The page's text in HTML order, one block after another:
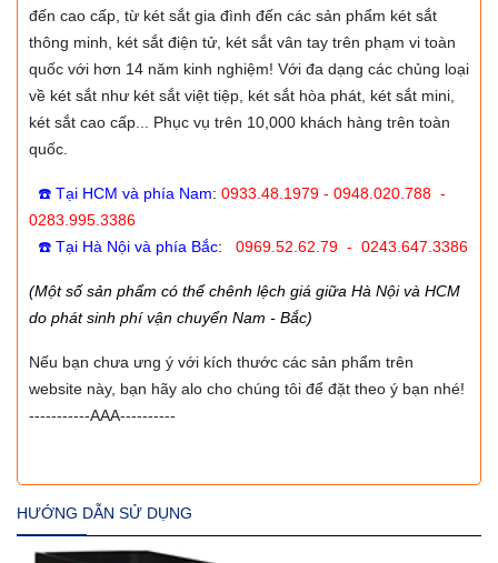
đến cao cấp, từ két sắt gia đình đến các sản phẩm két sắt
thông minh, két sắt điện tử, két sắt vân tay trên phạm vi toàn
quốc với hơn 14 năm kinh nghiệm! Với đa dạng các chủng loại
về két sắt như két sắt việt tiệp, két sắt hòa phát, két sắt mini,
két sắt cao cấp... Phục vụ trên 10,000 khách hàng trên toàn
quốc.
☎️ Tại HCM và phía Nam: 0933.48.1979 - 0948.020.788 -
0283.995.3386
☎️ Tại Hà Nội và phía Bắc: 0969.52.62.79 - 0243.647.3386
(Một số sản phẩm có thể chênh lệch giá giữa Hà Nội và HCM
do phát sinh phí vận chuyển Nam - Bắc)
Nếu bạn chưa ưng ý với kích thước các sản phẩm trên
website này, bạn hãy alo cho chúng tôi để đặt theo ý bạn nhé!
-----------AAA----------
HƯỚNG DẪN SỬ DỤNG